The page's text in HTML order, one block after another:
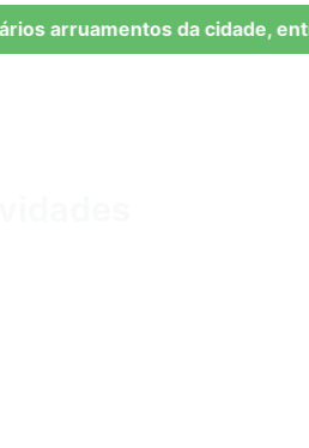
arruamentos da cidade,